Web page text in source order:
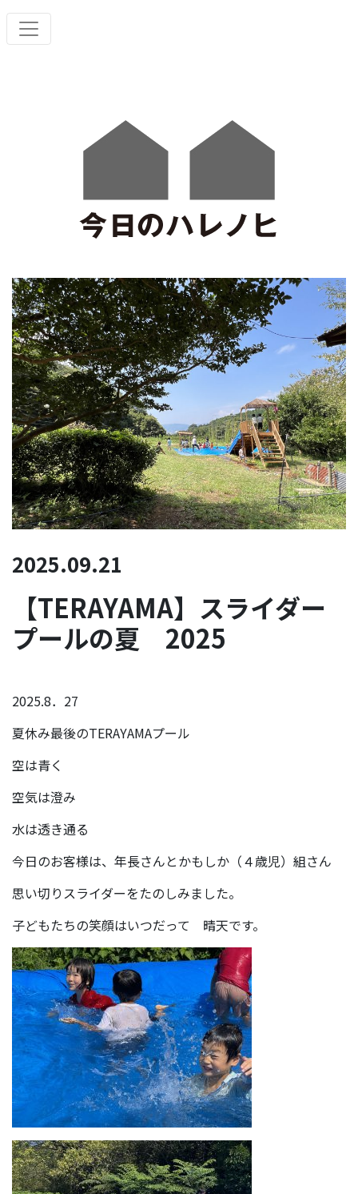
2025.09.21
【TERAYAMA】スライダー
プールの夏 2025
2025.8．27
夏休み最後のTERAYAMAプール
空は青く
空気は澄み
水は透き通る
今日のお客様は、年長さんとかもしか（４歳児）組さん
思い切りスライダーをたのしみました。
子どもたちの笑顔はいつだって 晴天です。